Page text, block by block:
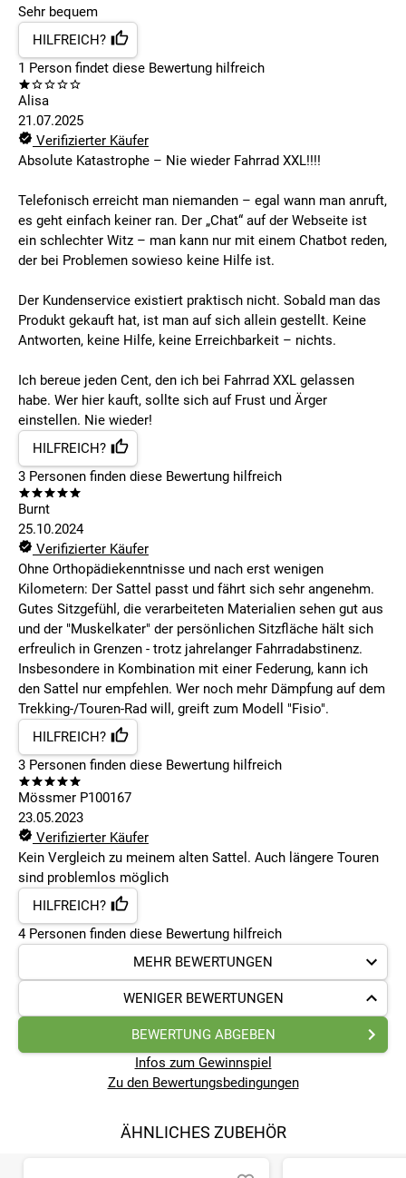
Sehr bequem
HILFREICH?
1 Person findet diese Bewertung hilfreich
Alisa
21.07.2025
Verifizierter Käufer
Absolute Katastrophe – Nie wieder Fahrrad XXL!!!!
Telefonisch erreicht man niemanden – egal wann man anruft,
es geht einfach keiner ran. Der „Chat“ auf der Webseite ist
ein schlechter Witz – man kann nur mit einem Chatbot reden,
der bei Problemen sowieso keine Hilfe ist.
Der Kundenservice existiert praktisch nicht. Sobald man das
Produkt gekauft hat, ist man auf sich allein gestellt. Keine
Antworten, keine Hilfe, keine Erreichbarkeit – nichts.
Ich bereue jeden Cent, den ich bei Fahrrad XXL gelassen
habe. Wer hier kauft, sollte sich auf Frust und Ärger
einstellen. Nie wieder!
HILFREICH?
3 Personen finden diese Bewertung hilfreich
Burnt
25.10.2024
Verifizierter Käufer
Ohne Orthopädiekenntnisse und nach erst wenigen
Kilometern: Der Sattel passt und fährt sich sehr angenehm.
Gutes Sitzgefühl, die verarbeiteten Materialien sehen gut aus
und der "Muskelkater" der persönlichen Sitzfläche hält sich
erfreulich in Grenzen - trotz jahrelanger Fahrradabstinenz.
Insbesondere in Kombination mit einer Federung, kann ich
den Sattel nur empfehlen. Wer noch mehr Dämpfung auf dem
Trekking-/Touren-Rad will, greift zum Modell "Fisio".
HILFREICH?
3 Personen finden diese Bewertung hilfreich
Mössmer P100167
23.05.2023
Verifizierter Käufer
Kein Vergleich zu meinem alten Sattel. Auch längere Touren
sind problemlos möglich
HILFREICH?
4Personen finden diese Bewertung hilfreich
MEHR BEWERTUNGEN
WENIGER BEWERTUNGEN
BEWERTUNG ABGEBEN
Infos zum Gewinnspiel
Zu den Bewertungsbedingungen
ÄHNLICHES ZUBEHÖR